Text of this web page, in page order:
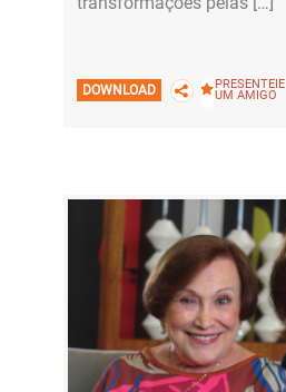
DOWNLOAD PRESENTEIE
UM AMIGO